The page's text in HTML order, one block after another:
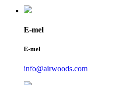
E-mel
E-mel
info@airwoods.com